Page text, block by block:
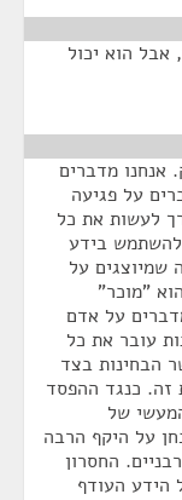
אבל הוא יכול
אנחנו מדברים
על פגיעה
לעשות את כל
להשתמש בידע
שמיוצגים על
"מוכר"
על אדם
עובר את כל
הבחינות בצד
כנגד ההפסד
של
על היקף הרבה
החסרון
הידע העודף